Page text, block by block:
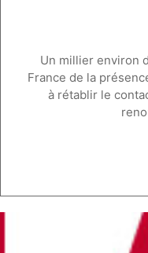
Un millier environ
France de la
à rétablir le